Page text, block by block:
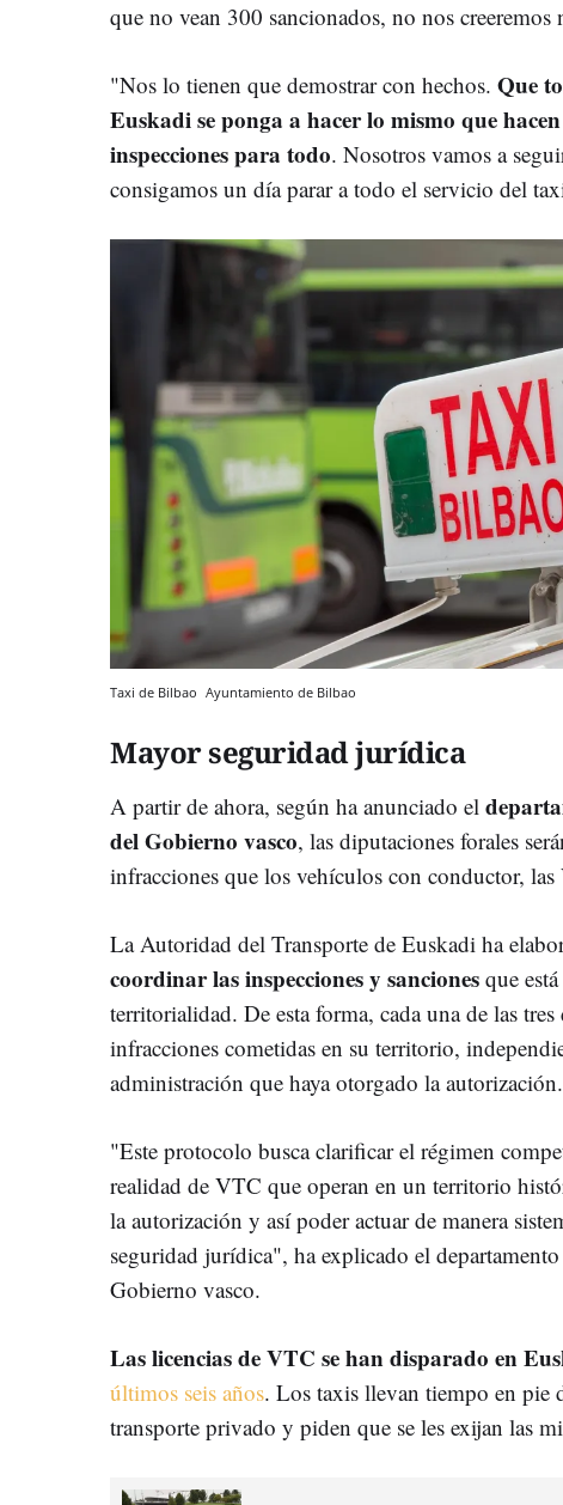
que no vean 300 sancionados, no nos creeremos
"Nos lo tienen que demostrar con hechos. Que
Euskadi se ponga a hacer lo mismo que
inspecciones para todo. Nosotros vamos a
consigamos un día parar a todo el servicio del
Taxi de Bilbao Ayuntamiento de Bilbao
Mayor seguridad jurídica
A partir de ahora, según ha anunciado el
del Gobierno vasco, las diputaciones forales
infracciones que los vehículos con conductor,
La Autoridad del Transporte de Euskadi ha
coordinar las inspecciones y sanciones que
territorialidad. De esta forma, cada una de las
infracciones cometidas en su territorio,
administración que haya otorgado la autorización.
"Este protocolo busca clarificar el régimen
realidad de VTC que operan en un territorio
la autorización y así poder actuar de manera
seguridad jurídica", ha explicado el
Gobierno vasco.
Las licencias de VTC se han disparado en
últimos seis años. Los taxis llevan tiempo en pie
transporte privado y piden que se les exijan las